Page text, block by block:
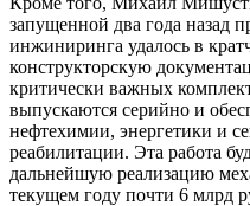
запущенной два года назад
инжиниринга удалось в
конструкторскую
критически важных
выпускаются серийно и
нефтехимии, энергетики и
реабилитации. Эта работа
дальнейшую реализацию
текущем году почти 6 млрд